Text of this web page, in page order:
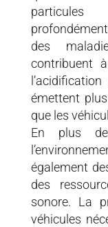
des
contribuent
émettent
que les
En plus
également
des
sonore. La
véhicules